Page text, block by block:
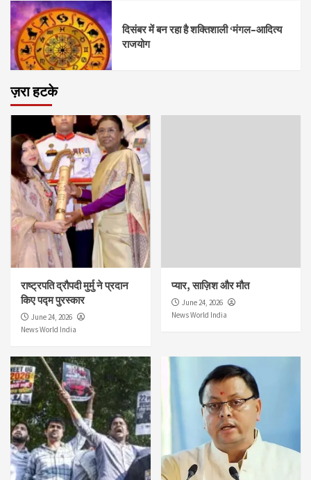
दिसंबर में बन रहा है शक्तिशाली ‘मंगल–आदित्य
राजयोग
ज़रा हटके
राष्ट्रपति द्रौपदी मुर्मु ने प्रदान
किए पद्म पुरस्कार
June 24, 2026
News World India
प्यार, साज़िश और मौत
June 24, 2026
News World India